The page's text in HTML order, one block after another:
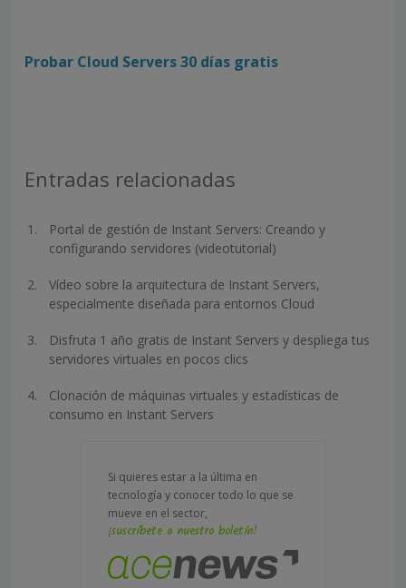
Probar Cloud Servers 30 días gratis
Entradas relacionadas
Portal de gestión de Instant Servers: Creando y
configurando servidores (videotutorial)
Vídeo sobre la arquitectura de Instant Servers,
especialmente diseñada para entornos Cloud
Disfruta 1 año gratis de Instant Servers y despliega tus
servidores virtuales en pocos clics
Clonación de máquinas virtuales y estadísticas de
consumo en Instant Servers
Si quieres estar a la última en
tecnología y conocer todo lo que se
mueve en el sector,
¡suscríbete a nuestro boletín!